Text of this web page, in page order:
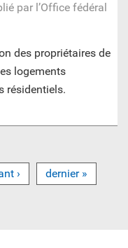
par l’Office fédéral
des propriétaires de
logements
résidentiels.
› dernier »